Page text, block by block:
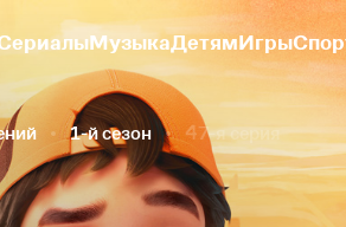
МузыкаДетямИгры
1-й сезон 47-я серия